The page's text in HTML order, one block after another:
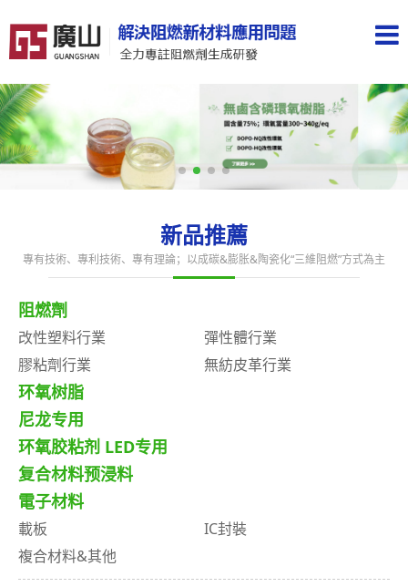
新品推薦
專有技術、專利技術、專有理論；以成碳&膨胀&陶瓷化“三維阻燃”方式為主
阻燃劑
改性塑料行業
彈性體行業
膠粘劑行業
無紡皮革行業
环氧树脂
尼龙专用
环氧胶粘剂 LED专用
复合材料预浸料
電子材料
載板
IC封裝
複合材料&其他